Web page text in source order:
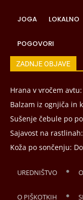
JOGA LOKALNO
POGOVORI
ZADNJE OBJAVE
Hrana v vročem
Balzam iz ognjiča in
Sušenje čebule po
Sajavost na
Koža po sončenju:
UREDNIŠTVO
O PIŠKOTKIH